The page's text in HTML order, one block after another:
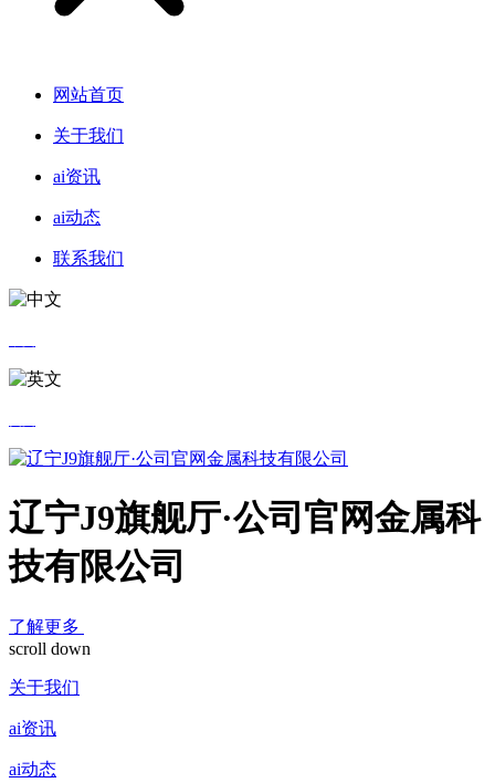
网站首页
关于我们
ai资讯
ai动态
联系我们
辽宁J9旗舰厅·公司官网金属科
技有限公司
了解更多
scroll down
关于我们
ai资讯
ai动态